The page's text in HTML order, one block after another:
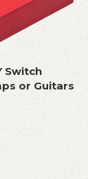
Switch
or Guitars